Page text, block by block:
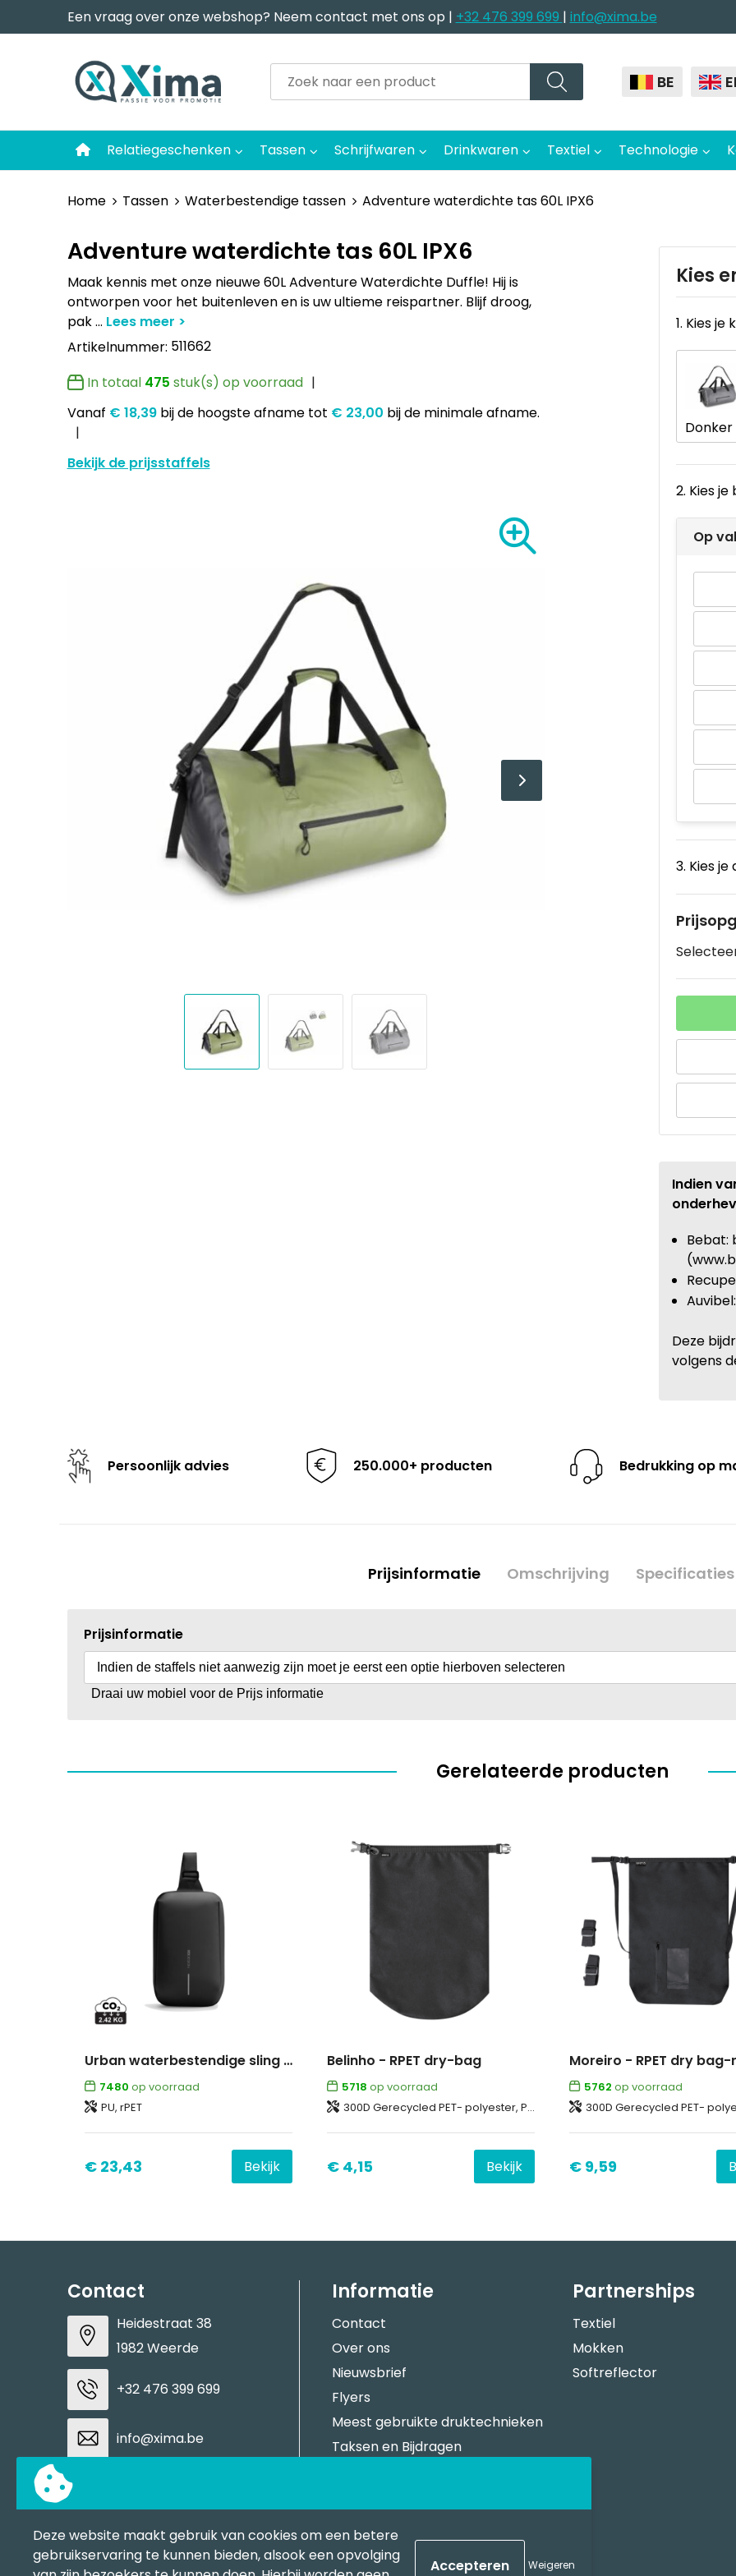
Een vraag over onze webshop? Neem contact met ons op | +32 476 399 699 | info@xima.be
BE
Relatiegeschenken Tassen Schrijfwaren Drinkwaren Textiel Technologie
Home Tassen Waterbestendige tassen Adventure waterdichte tas 60L IPX6
Adventure waterdichte tas 60L IPX6
Maak kennis met onze nieuwe 60L Adventure Waterdichte Duffle! Hij is
ontworpen voor het buitenleven en is uw ultieme reispartner. Blijf droog,
pak...
Artikelnummer: 511662
In totaal 475 stuk(s) op voorraad
Vanaf € 18,39 bij de hoogste afnametot € 23,00 bij de minimale afname.
Bekijk de prijsstaffels
Kies
1. Kies je
2. Kies
Op
3. Kies
Indien
Bebat:
Deze
volgens
Persoonlijk advies 250.000+ producten Bedrukking op
Prijsinformatie Omschrijving Specificaties
Prijsinformatie
Indien de staffels niet aanwezig zijn moet je eerst een optie hierboven selecteren
Draai uw mobiel voor de Prijs informatie
Gerelateerde producten
Urban waterbestendige sling bag
7480 op voorraad
PU, rPET
€ 23,43 Bekijk
Belinho - RPET dry-bag
5718 op voorraad
300D Gerecycled PET- polyester, Plastic
€ 4,15 Bekijk
5762 op voorraad
300D Gerecycled PET-
€ 9,59
Contact
Heidestraat 38
1982 Weerde
+32 476 399 699
info@xima.be
Contacteer ons
Informatie
Contact
Over ons
Nieuwsbrief
Flyers
Meest gebruikte druktechnieken
Taksen en Bijdragen
BAPP
Partnerships
Textiel
Mokken
Softreflector
Deze website maakt gebruik van cookies om een betere
gebruikservaring te kunnen bieden, alsook een opvolging
Weigeren